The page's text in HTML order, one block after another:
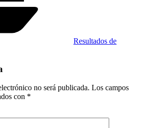
Resultados de
no será publicada. Los campos
con *